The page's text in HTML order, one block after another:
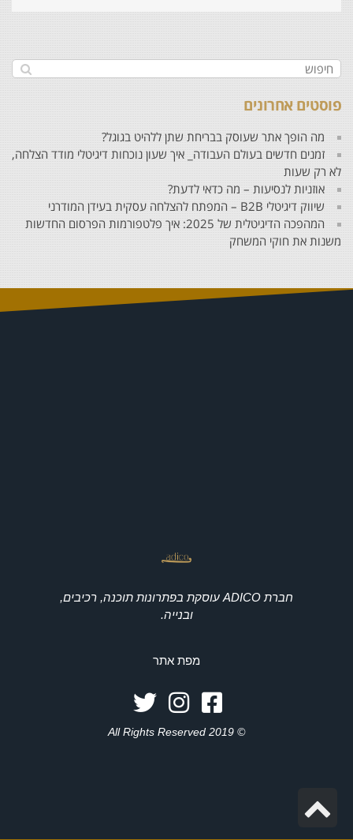
פוסטים אחרונים
מה הופך אתר שעוסק בבריחת שתן ללהיט בגוגל?
זמנים חדשים בעולם העבודה_ איך שעון נוכחות דיגיטלי מודד הצלחה,
לא רק שעות
אוזניות לנסיעות – מה כדאי לדעת?
שיווק דיגיטלי B2B – המפתח להצלחה עסקית בעידן המודרני
המהפכה הדיגיטלית של 2025: איך פלטפורמות הפרסום החדשות
משנות את חוקי המשחק
חברת ADICO עוסקת בפתרונות תוכנה, רכיבים,
ובנייה.
מפת אתר
© 2019 All Rights Reserved